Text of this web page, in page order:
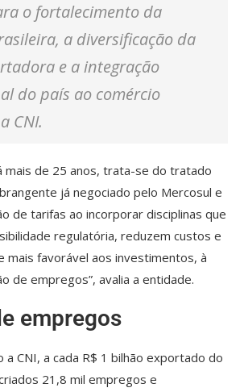
o fortalecimento da
a diversificação da
e a integração
do país ao comércio
CNI.
mais de 25 anos, trata-se do tratado
já negociado pelo Mercosul e
de tarifas ao incorporar disciplinas que
regulatória, reduzem custos e
mais favorável aos investimentos, à
de empregos”, avalia a entidade.
empregos
a CNI, a cada R$ 1 bilhão exportado do
21,8 mil empregos e